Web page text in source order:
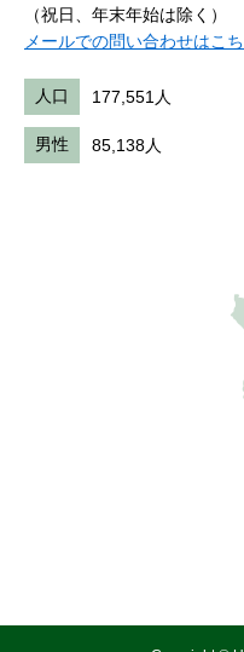
（祝日、年末年始は除く）
メールでの問い合わせはこ
人口 177,551人
男性 85,138人